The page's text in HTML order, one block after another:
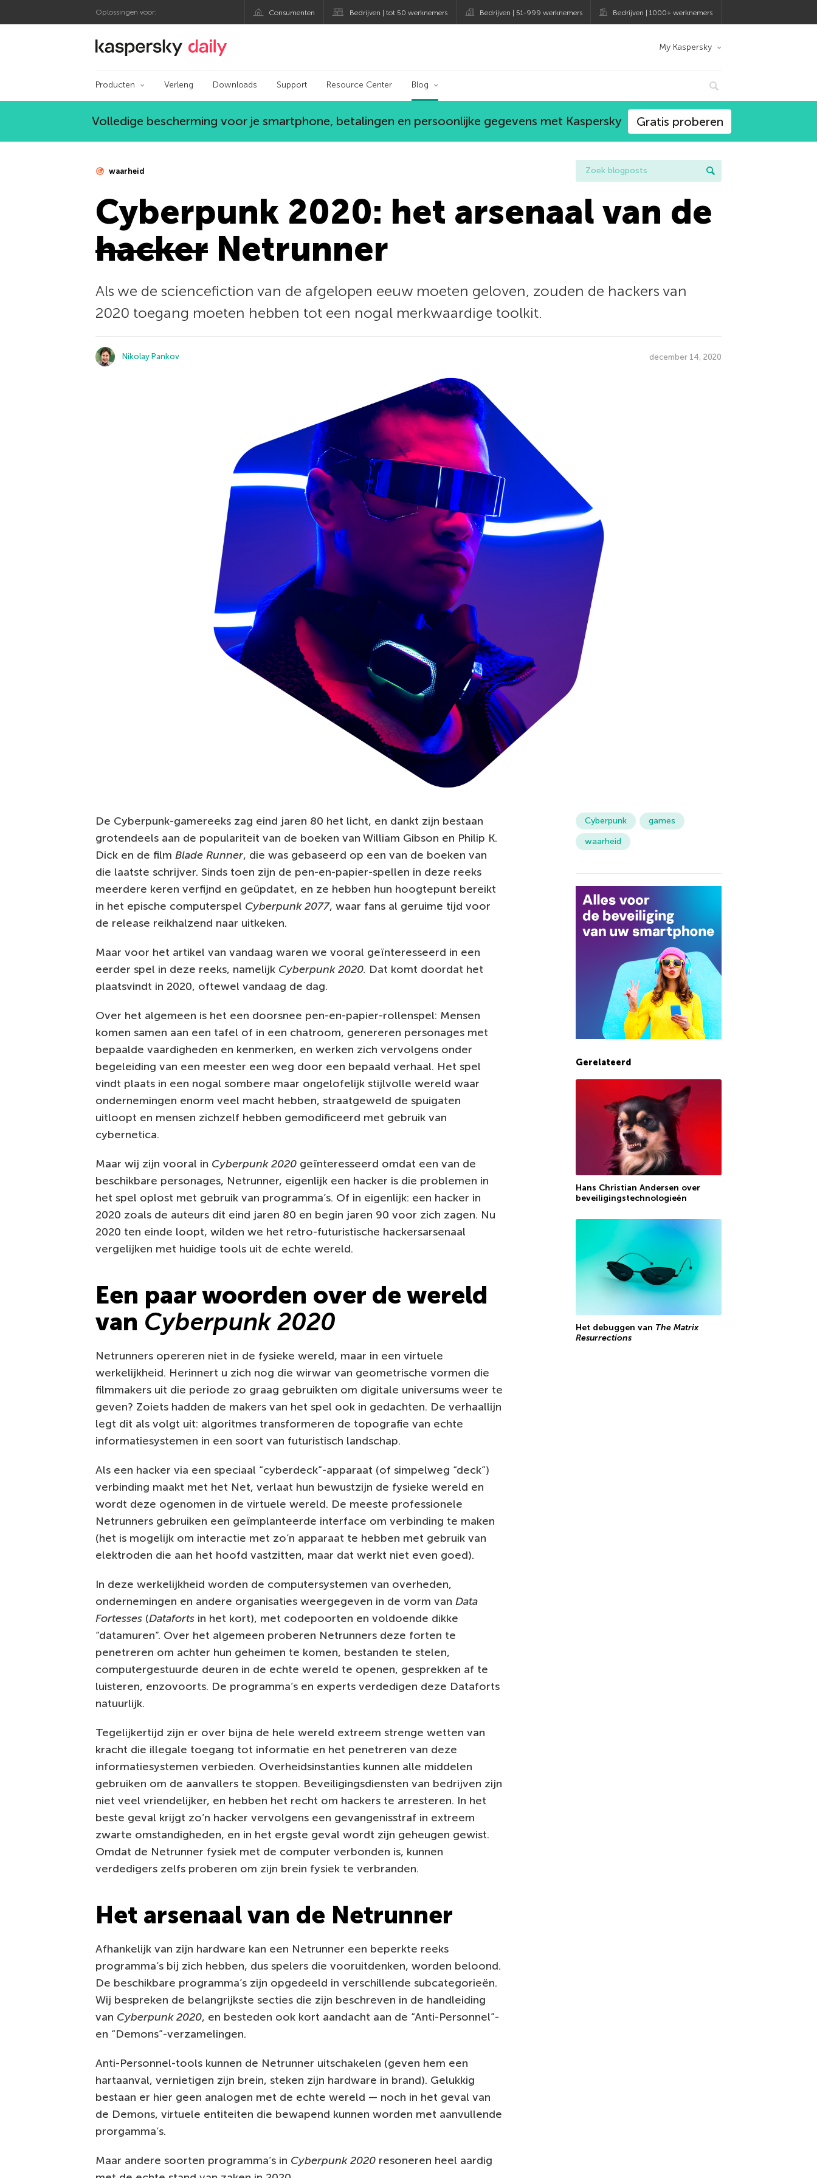
Oplossingen voor: Consumenten Bedrijven | tot 50 werknemers Bedrijven | 51-999 werknemers Bedrijven | 1000+ werknemers
Kaspersky official blog My Kaspersky
Producten Verleng Downloads Support Resource Center Blog
Volledige bescherming voor je smartphone, betalingen en persoonlijke gegevens met Kaspersky Gratis proberen
waarheid
Cyberpunk 2020: het arsenaal van de
hacker Netrunner
Als we de sciencefiction van de afgelopen eeuw moeten geloven, zouden de hackers van
2020 toegang moeten hebben tot een nogal merkwaardige toolkit.
Nikolay Pankov december 14, 2020
De Cyberpunk-gamereeks zag eind jaren 80 het licht, en dankt zijn bestaan
grotendeels aan de populariteit van de boeken van William Gibson en Philip K.
Dick en de film Blade Runner, die was gebaseerd op een van de boeken van
die laatste schrijver. Sinds toen zijn de pen-en-papier-spellen in deze reeks
meerdere keren verfijnd en geüpdatet, en ze hebben hun hoogtepunt bereikt
in het epische computerspel Cyberpunk 2077, waar fans al geruime tijd voor
de release reikhalzend naar uitkeken.
Maar voor het artikel van vandaag waren we vooral geïnteresseerd in een
eerder spel in deze reeks, namelijk Cyberpunk 2020. Dat komt doordat het
plaatsvindt in 2020, oftewel vandaag de dag.
Over het algemeen is het een doorsnee pen-en-papier-rollenspel: Mensen
komen samen aan een tafel of in een chatroom, genereren personages met
bepaalde vaardigheden en kenmerken, en werken zich vervolgens onder
begeleiding van een meester een weg door een bepaald verhaal. Het spel
vindt plaats in een nogal sombere maar ongelofelijk stijlvolle wereld waar
ondernemingen enorm veel macht hebben, straatgeweld de spuigaten
uitloopt en mensen zichzelf hebben gemodificeerd met gebruik van
cybernetica.
Maar wij zijn vooral in Cyberpunk 2020 geïnteresseerd omdat een van de
beschikbare personages, Netrunner, eigenlijk een hacker is die problemen in
het spel oplost met gebruik van programma’s. Of in eigenlijk: een hacker in
2020 zoals de auteurs dit eind jaren 80 en begin jaren 90 voor zich zagen. Nu
2020 ten einde loopt, wilden we het retro-futuristische hackersarsenaal
vergelijken met huidige tools uit de echte wereld.
Een paar woorden over de wereld
van Cyberpunk 2020
Netrunners opereren niet in de fysieke wereld, maar in een virtuele
werkelijkheid. Herinnert u zich nog die wirwar van geometrische vormen die
filmmakers uit die periode zo graag gebruikten om digitale universums weer te
geven? Zoiets hadden de makers van het spel ook in gedachten. De verhaallijn
legt dit als volgt uit: algoritmes transformeren de topografie van echte
informatiesystemen in een soort van futuristisch landschap.
Als een hacker via een speciaal “cyberdeck”-apparaat (of simpelweg “deck”)
verbinding maakt met het Net, verlaat hun bewustzijn de fysieke wereld en
wordt deze ogenomen in de virtuele wereld. De meeste professionele
Netrunners gebruiken een geïmplanteerde interface om verbinding te maken
(het is mogelijk om interactie met zo’n apparaat te hebben met gebruik van
elektroden die aan het hoofd vastzitten, maar dat werkt niet even goed).
In deze werkelijkheid worden de computersystemen van overheden,
ondernemingen en andere organisaties weergegeven in de vorm van Data
Fortesses (Dataforts in het kort), met codepoorten en voldoende dikke
“datamuren”. Over het algemeen proberen Netrunners deze forten te
penetreren om achter hun geheimen te komen, bestanden te stelen,
computergestuurde deuren in de echte wereld te openen, gesprekken af te
luisteren, enzovoorts. De programma’s en experts verdedigen deze Dataforts
natuurlijk.
Tegelijkertijd zijn er over bijna de hele wereld extreem strenge wetten van
kracht die illegale toegang tot informatie en het penetreren van deze
informatiesystemen verbieden. Overheidsinstanties kunnen alle middelen
gebruiken om de aanvallers te stoppen. Beveiligingsdiensten van bedrijven zijn
niet veel vriendelijker, en hebben het recht om hackers te arresteren. In het
beste geval krijgt zo’n hacker vervolgens een gevangenisstraf in extreem
zwarte omstandigheden, en in het ergste geval wordt zijn geheugen gewist.
Omdat de Netrunner fysiek met de computer verbonden is, kunnen
verdedigers zelfs proberen om zijn brein fysiek te verbranden.
Het arsenaal van de Netrunner
Afhankelijk van zijn hardware kan een Netrunner een beperkte reeks
programma’s bij zich hebben, dus spelers die vooruitdenken, worden beloond.
De beschikbare programma’s zijn opgedeeld in verschillende subcategorieën.
Wij bespreken de belangrijkste secties die zijn beschreven in de handleiding
van Cyberpunk 2020, en besteden ook kort aandacht aan de “Anti-Personnel”-
en “Demons”-verzamelingen.
Anti-Personnel-tools kunnen de Netrunner uitschakelen (geven hem een
hartaanval, vernietigen zijn brein, steken zijn hardware in brand). Gelukkig
bestaan er hier geen analogen met de echte wereld — noch in het geval van
de Demons, virtuele entiteiten die bewapend kunnen worden met aanvullende
prorgamma’s.
Maar andere soorten programma’s in Cyberpunk 2020 resoneren heel aardig
Cyberpunk
games
waarheid
Gerelateerd
Hans Christian Andersen over
beveiligingstechnologieën
Het debuggen van The Matrix
Resurrections